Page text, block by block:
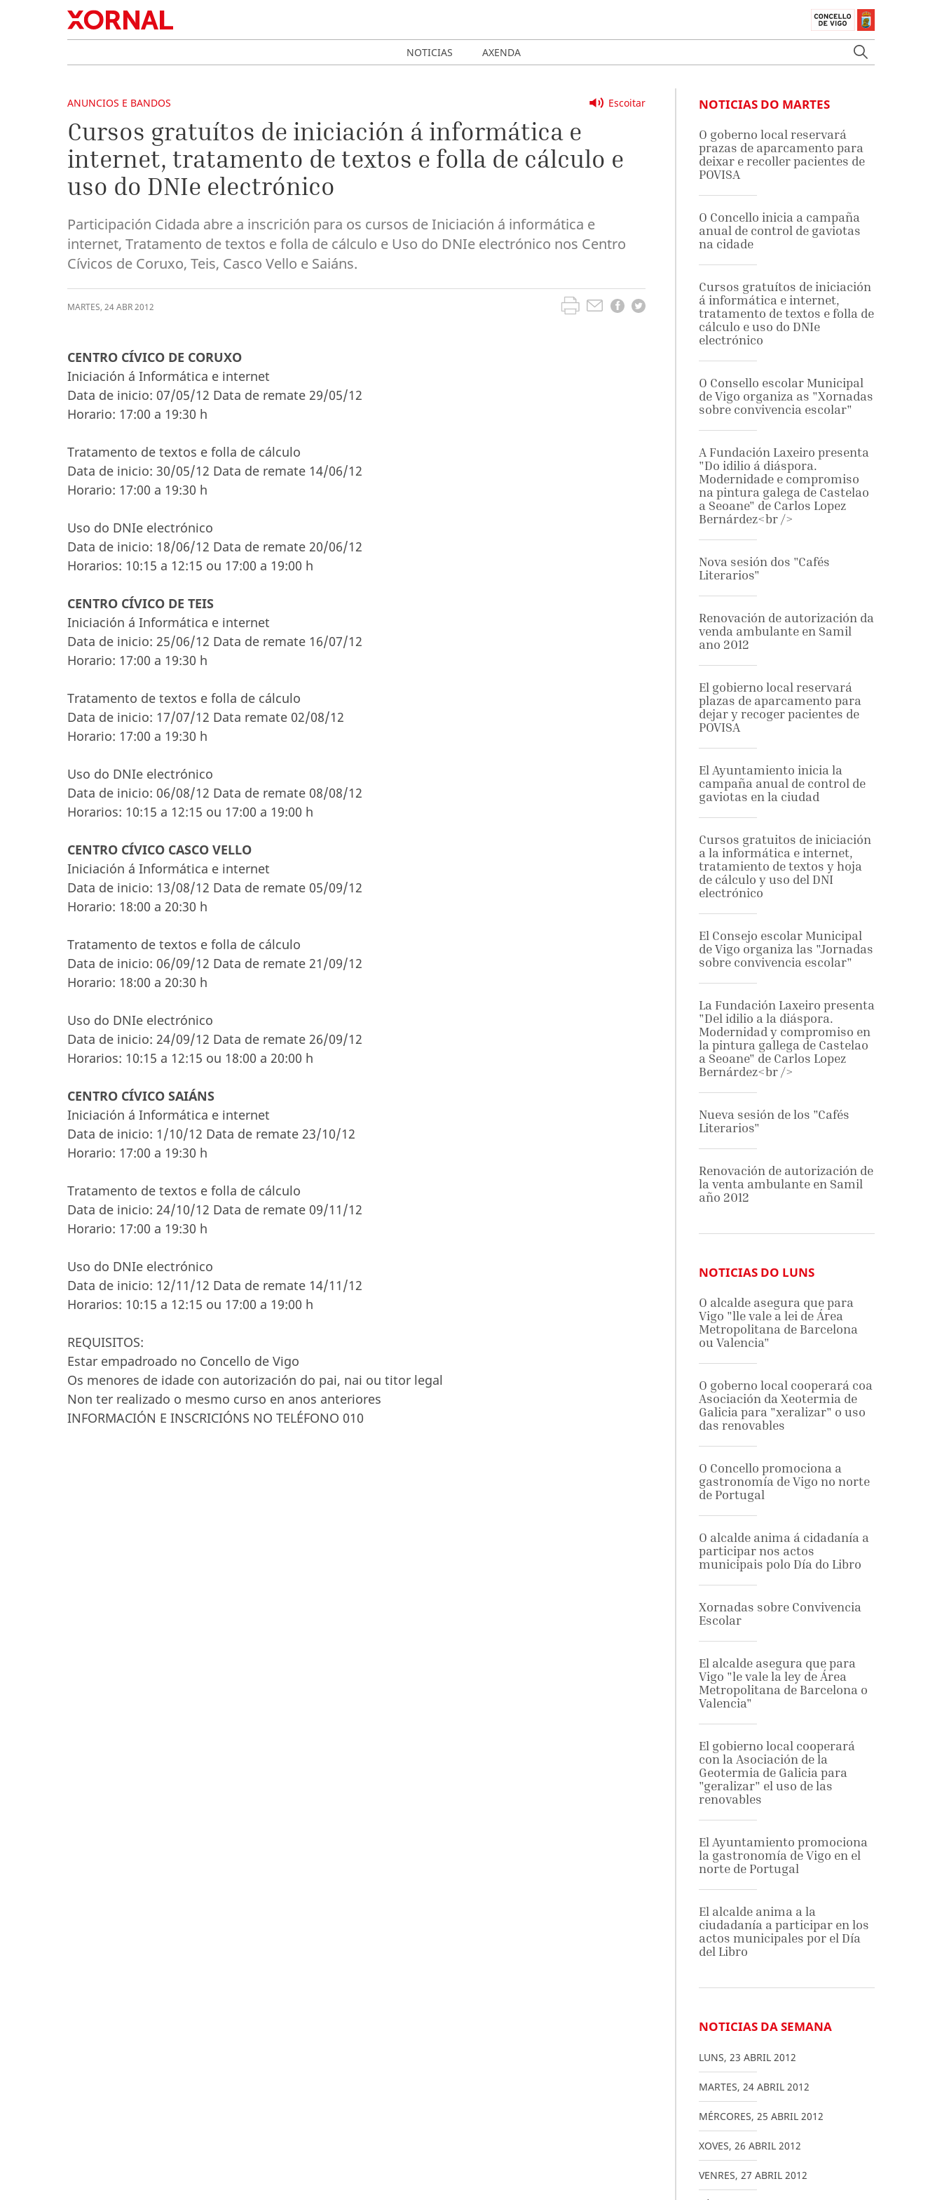
NOTICIAS AXENDA
Escoitar
ANUNCIOS E BANDOS
Cursos gratuítos de iniciación á informática e
internet, tratamento de textos e folla de cálculo e
uso do DNIe electrónico
Participación Cidada abre a inscrición para os cursos de Iniciación á informática e
internet, Tratamento de textos e folla de cálculo e Uso do DNIe electrónico nos Centro
Cívicos de Coruxo, Teis, Casco Vello e Saiáns.
MARTES, 24ABR2012
CENTRO CÍVICO DE CORUXO
Iniciación á Informática e internet
Data de inicio: 07/05/12 Data de remate 29/05/12
Horario: 17:00 a 19:30 h
Tratamento de textos e folla de cálculo
Data de inicio: 30/05/12 Data de remate 14/06/12
Horario: 17:00 a 19:30 h
Uso do DNIe electrónico
Data de inicio: 18/06/12 Data de remate 20/06/12
Horarios: 10:15 a 12:15 ou 17:00 a 19:00 h
CENTRO CÍVICO DE TEIS
Iniciación á Informática e internet
Data de inicio: 25/06/12 Data de remate 16/07/12
Horario: 17:00 a 19:30 h
Tratamento de textos e folla de cálculo
Data de inicio: 17/07/12 Data remate 02/08/12
Horario: 17:00 a 19:30 h
Uso do DNIe electrónico
Data de inicio: 06/08/12 Data de remate 08/08/12
Horarios: 10:15 a 12:15 ou 17:00 a 19:00 h
CENTRO CÍVICO CASCO VELLO
Iniciación á Informática e internet
Data de inicio: 13/08/12 Data de remate 05/09/12
Horario: 18:00 a 20:30 h
Tratamento de textos e folla de cálculo
Data de inicio: 06/09/12 Data de remate 21/09/12
Horario: 18:00 a 20:30 h
Uso do DNIe electrónico
Data de inicio: 24/09/12 Data de remate 26/09/12
Horarios: 10:15 a 12:15 ou 18:00 a 20:00 h
CENTRO CÍVICO SAIÁNS
Iniciación á Informática e internet
Data de inicio: 1/10/12 Data de remate 23/10/12
Horario: 17:00 a 19:30 h
Tratamento de textos e folla de cálculo
Data de inicio: 24/10/12 Data de remate 09/11/12
Horario: 17:00 a 19:30 h
Uso do DNIe electrónico
Data de inicio: 12/11/12 Data de remate 14/11/12
Horarios: 10:15 a 12:15 ou 17:00 a 19:00 h
REQUISITOS:
Estar empadroado no Concello de Vigo
Os menores de idade con autorización do pai, nai ou titor legal
Non ter realizado o mesmo curso en anos anteriores
INFORMACIÓN E INSCRICIÓNS NO TELÉFONO 010
NOTICIAS DO MARTES
O goberno local reservará
prazas de aparcamento para
deixar e recoller pacientes de
POVISA
O Concello inicia a campaña
anual de control de gaviotas
na cidade
Cursos gratuítos de iniciación
á informática e internet,
tratamento de textos e folla de
cálculo e uso do DNIe
electrónico
O Consello escolar Municipal
de Vigo organiza as "Xornadas
sobre convivencia escolar"
A Fundación Laxeiro presenta
"Do idilio á diáspora.
Modernidade e compromiso
na pintura galega de Castelao
a Seoane" de Carlos Lopez
Bernárdez<br />
Nova sesión dos "Cafés
Literarios"
Renovación de autorización da
venda ambulante en Samil
ano 2012
El gobierno local reservará
plazas de aparcamento para
dejar y recoger pacientes de
POVISA
El Ayuntamiento inicia la
campaña anual de control de
gaviotas en la ciudad
Cursos gratuitos de iniciación
a la informática e internet,
tratamiento de textos y hoja
de cálculo y uso del DNI
electrónico
El Consejo escolar Municipal
de Vigo organiza las "Jornadas
sobre convivencia escolar"
La Fundación Laxeiro presenta
"Del idilio a la diáspora.
Modernidad y compromiso en
la pintura gallega de Castelao
a Seoane" de Carlos Lopez
Bernárdez<br />
Nueva sesión de los "Cafés
Literarios"
Renovación de autorización de
la venta ambulante en Samil
año 2012
NOTICIAS DO LUNS
O alcalde asegura que para
Vigo "lle vale a lei de Área
Metropolitana de Barcelona
ou Valencia"
O goberno local cooperará coa
Asociación da Xeotermia de
Galicia para "xeralizar" o uso
das renovables
O Concello promociona a
gastronomía de Vigo no norte
de Portugal
O alcalde anima á cidadanía a
participar nos actos
municipais polo Día do Libro
Xornadas sobre Convivencia
Escolar
El alcalde asegura que para
Vigo "le vale la ley de Área
Metropolitana de Barcelona o
Valencia"
El gobierno local cooperará
con la Asociación de la
Geotermia de Galicia para
"geralizar" el uso de las
renovables
El Ayuntamiento promociona
la gastronomía de Vigo en el
norte de Portugal
El alcalde anima a la
ciudadanía a participar en los
actos municipales por el Día
del Libro
NOTICIAS DA SEMANA
LUNS, 23 ABRIL 2012
MARTES, 24 ABRIL 2012
MÉRCORES, 25 ABRIL 2012
XOVES, 26 ABRIL 2012
VENRES, 27 ABRIL 2012